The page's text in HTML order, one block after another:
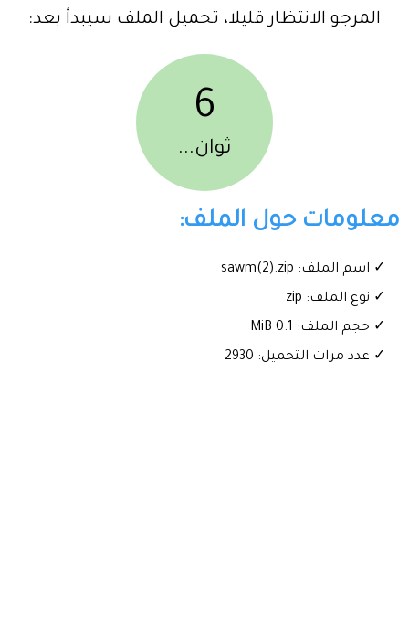
المرجو الانتظار قليلا، تحميل الملف سيبدأ بعد:
6
ثوان...
معلومات حول الملف:
✓ اسم الملف: sawm(2).zip
✓ نوع الملف: zip
✓ حجم الملف: 0.1 MiB
✓ عدد مرات التحميل: 2930